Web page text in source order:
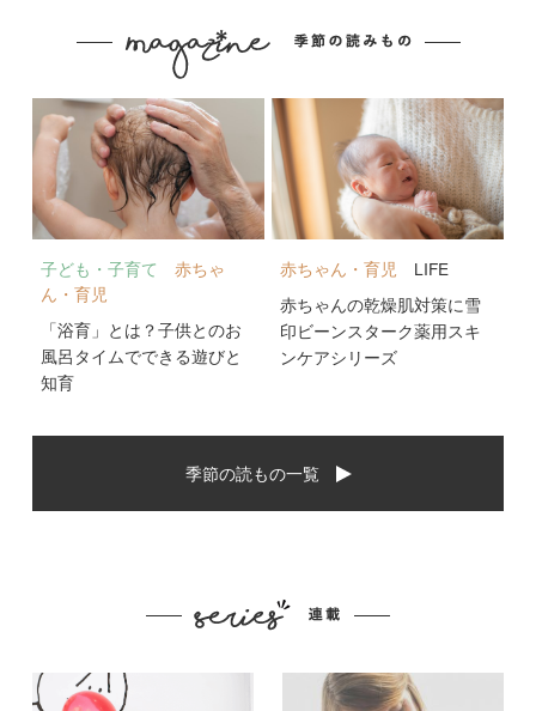
子ども・子育て
赤ちゃ
ん・育児
「浴育」とは？子供とのお
風呂タイムでできる遊びと
知育
赤ちゃん・育児
LIFE
赤ちゃんの乾燥肌対策に雪
印ビーンスターク薬用スキ
ンケアシリーズ
季節の読もの一覧